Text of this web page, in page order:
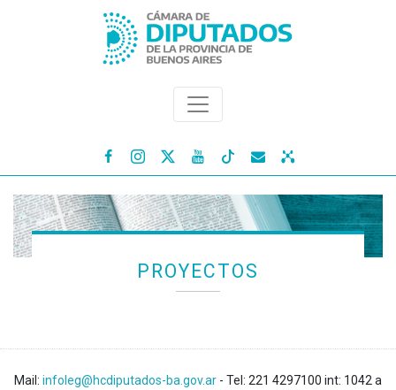
   
PROYECTOS
Mail: infoleg@hcdiputados-ba.gov.ar - Tel: 221 4297100 int: 1042 a